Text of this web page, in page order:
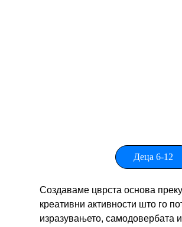
Создаваме цврста основа
креативни активности што го
изразувањето, самодовербата и
Деца 6-12